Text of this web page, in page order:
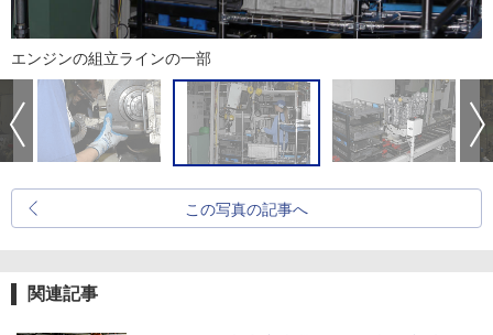
エンジンの組立ラインの一部
この写真の記事へ
関連記事